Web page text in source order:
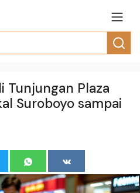
Tunjungan Plaza
Suroboyo sampai